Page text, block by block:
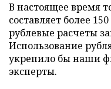
В настоящее время
составляет более
рублевые расчеты
Использование
укрепило бы наши
эксперты.